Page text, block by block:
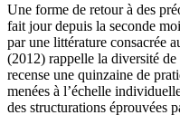
Une forme de retour à des
fait jour depuis la seconde
par une littérature consacrée
(2012) rappelle la diversité
recense une quinzaine de
menées à l’échelle
des structurations éprouvées